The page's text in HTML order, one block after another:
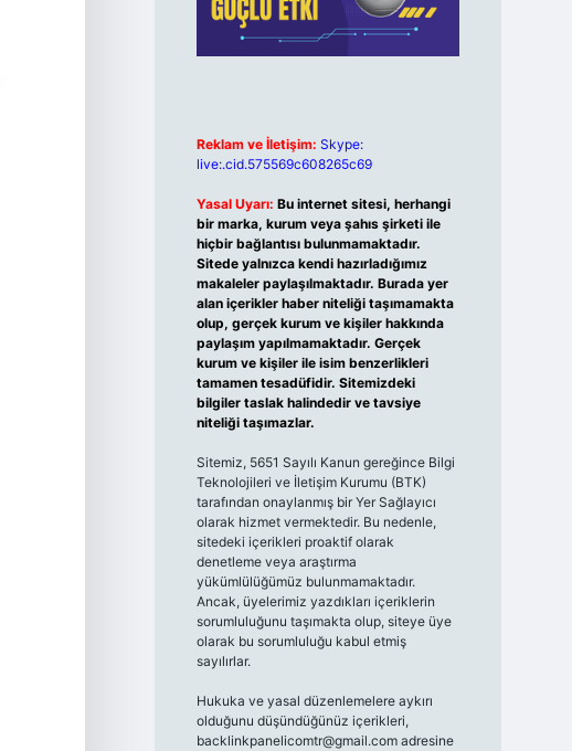
Reklam ve İletişim: Skype:
live:.cid.575569c608265c69
Yasal Uyarı: Bu internet sitesi, herhangi
bir marka, kurum veya şahıs şirketi ile
hiçbir bağlantısı bulunmamaktadır.
Sitede yalnızca kendi hazırladığımız
makaleler paylaşılmaktadır. Burada yer
alan içerikler haber niteliği taşımamakta
olup, gerçek kurum ve kişiler hakkında
paylaşım yapılmamaktadır. Gerçek
kurum ve kişiler ile isim benzerlikleri
tamamen tesadüfidir. Sitemizdeki
bilgiler taslak halindedir ve tavsiye
niteliği taşımazlar.
Sitemiz, 5651 Sayılı Kanun gereğince Bilgi
Teknolojileri ve İletişim Kurumu (BTK)
tarafından onaylanmış bir Yer Sağlayıcı
olarak hizmet vermektedir. Bu nedenle,
sitedeki içerikleri proaktif olarak
denetleme veya araştırma
yükümlülüğümüz bulunmamaktadır.
Ancak, üyelerimiz yazdıkları içeriklerin
sorumluluğunu taşımakta olup, siteye üye
olarak bu sorumluluğu kabul etmiş
sayılırlar.
Hukuka ve yasal düzenlemelere aykırı
olduğunu düşündüğünüz içerikleri,
backlinkpanelicomtr@gmail.comadresine